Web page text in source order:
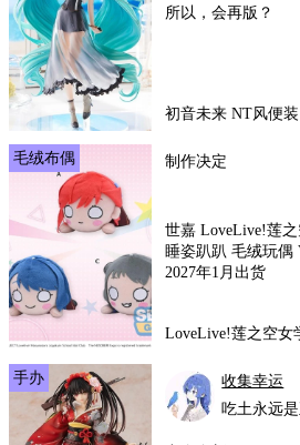
所以，会再版？
初音未来 NT风便装
毛绒布偶 制作决定
世嘉 LoveLive!莲
睡姿趴趴 毛绒玩偶
2027年1月出货
手办 收集幸运